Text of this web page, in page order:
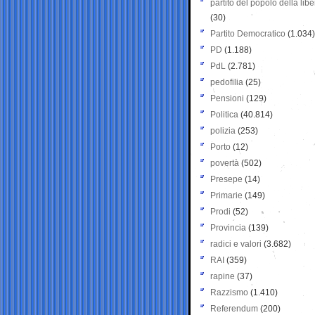
partito del popolo della
(30)
Partito Democratico (1.034)
PD (1.188)
PdL (2.781)
pedofilia (25)
Pensioni (129)
Politica (40.814)
polizia (253)
Porto (12)
povertà (502)
Presepe (14)
Primarie (149)
Prodi (52)
Provincia (139)
radici e valori (3.682)
RAI (359)
rapine (37)
Razzismo (1.410)
Referendum (200)